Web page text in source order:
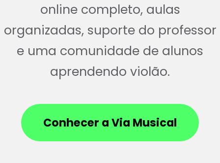
online completo, aulas
organizadas, suporte do professor
e uma comunidade de alunos
aprendendo violão.
Conhecer a Via Musical